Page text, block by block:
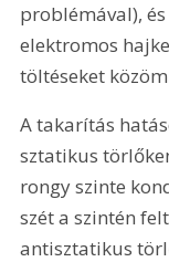
problémával),
elektromos
töltéseket
A takarítás
sztatikus
rongy szinte
szét a szintén
antisztatikus